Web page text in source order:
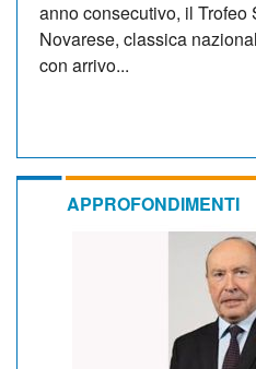
anno consecutivo, il Trofeo
Novarese, classica
con arrivo...
APPROFONDIMENTI